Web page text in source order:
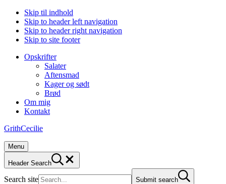
Skip til indhold
Skip to header left navigation
Skip to header right navigation
Skip to site footer
Opskrifter
Salater
Aftensmad
Kager og sødt
Brød
Om mig
Kontakt
GrithCecilie
Menu
Header Search
Search site Submit search